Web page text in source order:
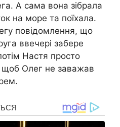
А сама вона зібрала
на море та поїхала.
повідомлення, що
ввечері забере
Настя просто
щоб Олег не заважав